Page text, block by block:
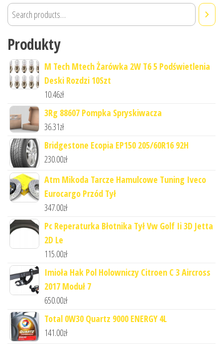
Produkty
M Tech Mtech Żarówka 2W T6 5 Podświetlenia
Deski Rozdzi 10Szt
10.46zł
3Rg 88607 Pompka Spryskiwacza
36.31zł
Bridgestone Ecopia EP150 205/60R16 92H
230.00zł
Atm Mikoda Tarcze Hamulcowe Tuning Iveco
Eurocargo Przód Tył
347.00zł
Pc Reperaturka Błotnika Tył Vw Golf Ii 3D Jetta
2D Le
115.00zł
Imioła Hak Pol Holowniczy Citroen C 3 Aircross
2017 Moduł 7
650.00zł
Total 0W30 Quartz 9000 ENERGY 4L
141.00zł